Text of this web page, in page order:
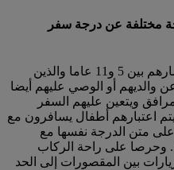
مختلفة عن درجة سفر
يعد الأطفال الذين تتراوح أعمارهم بين 5 و11 عاما والذين
أو الوصي عليهم أيضا
ويتعين عليهم السفر
اعتبارهم أطفال يسافرون مع
على متن الدرجة نفسها مع
عمره 16 عاما. وحرصا على راحة الركاب
بين المقصورات إلى الحد